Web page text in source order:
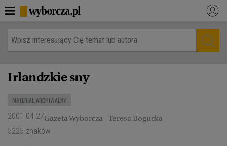
WYBORCZA.PL
Świat
Kultura
Opinie Jutronauci
Osiem dziewięć
Irlandzkie sny
MATERIAŁ ARCHIWALNY
Gazeta Wyborcza Teresa Bogucka
2001-04-27
5225 znaków